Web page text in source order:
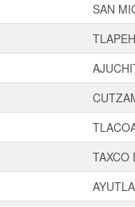
SAN
TAXCO